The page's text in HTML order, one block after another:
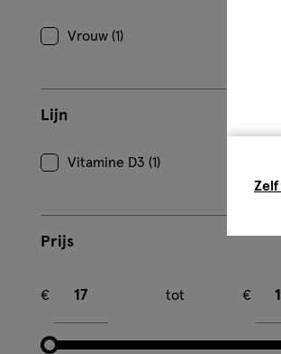
Vrouw (1)
Lijn
Vitamine D3 (1)
Prijs
€
tot
€
Zelf